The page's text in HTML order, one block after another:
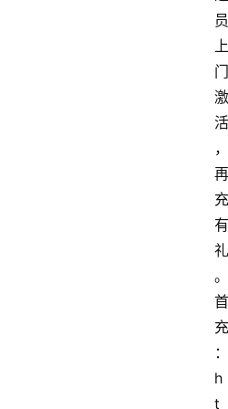
员
上
门
激
活
，
再
充
有
礼
。
首
充
：
h
t